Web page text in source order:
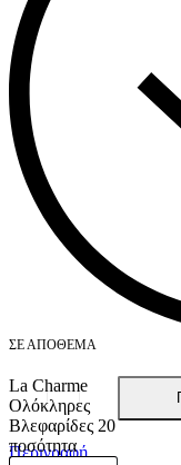
ΣΕ ΑΠΌΘΕΜΑ
La Charme
Ολόκληρες
Βλεφαρίδες 20
ποσότητα
Περιγραφή